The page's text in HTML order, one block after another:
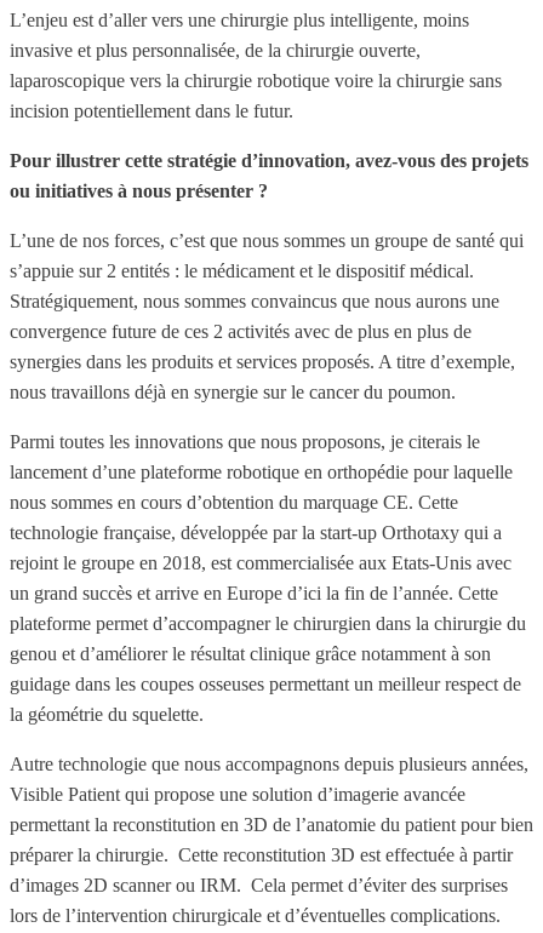
L’enjeu est d’aller vers une chirurgie plus intelligente, moins
invasive et plus personnalisée, de la chirurgie ouverte,
laparoscopique vers la chirurgie robotique voire la chirurgie sans
incision potentiellement dans le futur.
Pour illustrer cette stratégie d’innovation, avez-vous des projets
ou initiatives à nous présenter ?
L’une de nos forces, c’est que nous sommes un groupe de santé qui
s’appuie sur 2 entités : le médicament et le dispositif médical.
Stratégiquement, nous sommes convaincus que nous aurons une
convergence future de ces 2 activités avec de plus en plus de
synergies dans les produits et services proposés. A titre d’exemple,
nous travaillons déjà en synergie sur le cancer du poumon.
Parmi toutes les innovations que nous proposons, je citerais le
lancement d’une plateforme robotique en orthopédie pour laquelle
nous sommes en cours d’obtention du marquage CE. Cette
technologie française, développée par la start-up Orthotaxy qui a
rejoint le groupe en 2018, est commercialisée aux Etats-Unis avec
un grand succès et arrive en Europe d’ici la fin de l’année. Cette
plateforme permet d’accompagner le chirurgien dans la chirurgie du
genou et d’améliorer le résultat clinique grâce notamment à son
guidage dans les coupes osseuses permettant un meilleur respect de
la géométrie du squelette.
Autre technologie que nous accompagnons depuis plusieurs années,
Visible Patient qui propose une solution d’imagerie avancée
permettant la reconstitution en 3D de l’anatomie du patient pour bien
préparer la chirurgie. Cette reconstitution 3D est effectuée à partir
d’images 2D scanner ou IRM. Cela permet d’éviter des surprises
lors de l’intervention chirurgicale et d’éventuelles complications.